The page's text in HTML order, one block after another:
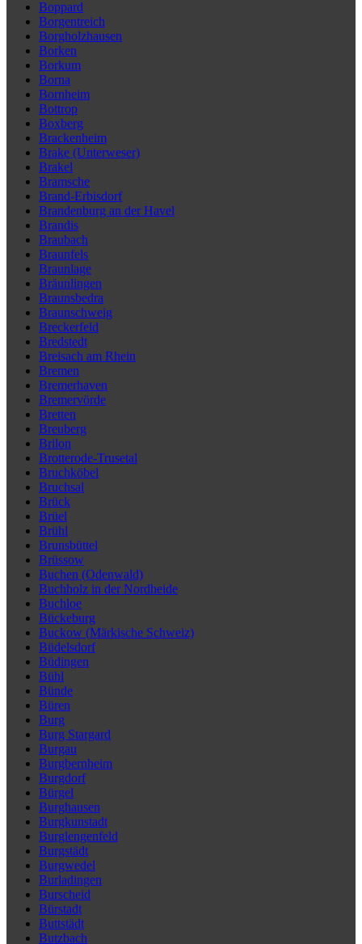
Boppard
Borgentreich
Borgholzhausen
Borken
Borkum
Borna
Bornheim
Bottrop
Boxberg
Brackenheim
Brake (Unterweser)
Brakel
Bramsche
Brand-Erbisdorf
Brandenburg an der Havel
Brandis
Braubach
Braunfels
Braunlage
Bräunlingen
Braunsbedra
Braunschweig
Breckerfeld
Bredstedt
Breisach am Rhein
Bremen
Bremerhaven
Bremervörde
Bretten
Breuberg
Brilon
Brotterode-Trusetal
Bruchköbel
Bruchsal
Brück
Brüel
Brühl
Brunsbüttel
Brüssow
Buchen (Odenwald)
Buchholz in der Nordheide
Buchloe
Bückeburg
Buckow (Märkische Schweiz)
Büdelsdorf
Büdingen
Bühl
Bünde
Büren
Burg
Burg Stargard
Burgau
Burgbernheim
Burgdorf
Bürgel
Burghausen
Burgkunstadt
Burglengenfeld
Burgstädt
Burgwedel
Burladingen
Burscheid
Bürstadt
Buttstädt
Butzbach